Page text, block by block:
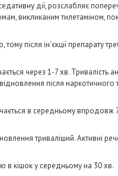
дії, розслабляє
викликаним тилетаміном,
після ін'єкції препарату
через 1-7 хв. Тривалість
після наркотичного
в середньому впродовж
триваліший. Активні
в кішок у середньому на 30 хв.